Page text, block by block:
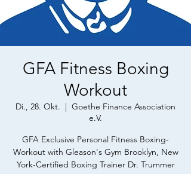
GFA Fitness Boxing
Workout
Di., 28. Okt.
  |
Goethe Finance Association
e.V.
GFA Exclusive Personal Fitness Boxing-
Workout with Gleason's Gym Brooklyn, New
York-Certified Boxing Trainer Dr. Trummer